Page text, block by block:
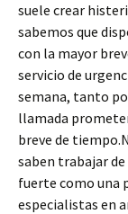
suele crear
sabemos que
con la mayor
servicio de
semana, tanto
llamada
breve de
saben trabajar
fuerte como una
especialistas en